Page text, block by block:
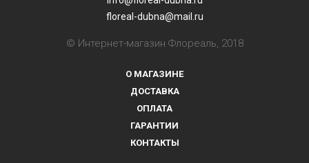
floreal-dubna@mail.ru
© Интернет-магазин Флореаль, 2018
О МАГАЗИНЕ
ДОСТАВКА
ОПЛАТА
ГАРАНТИИ
КОНТАКТЫ